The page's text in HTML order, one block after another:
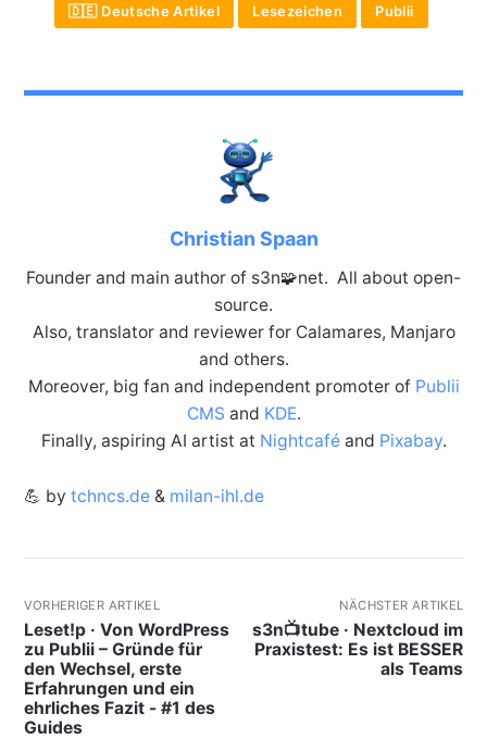
🇩🇪 Deutsche Artikel Lesezeichen Publii
Christian Spaan
Founder and main author of s3n🧩net. All about open-
source.
Also, translator and reviewer for Calamares, Manjaro
and others.
Moreover, big fan and independent promoter of Publii
CMS and KDE.
Finally, aspiring AI artist at Nightcaféand Pixabay.
💪 by tchncs.de& milan-ihl.de
VORHERIGER ARTIKEL
Leset!p · Von WordPress
zu Publii – Gründe für
den Wechsel, erste
Erfahrungen und ein
ehrliches Fazit - #1 des
Guides
NÄCHSTER ARTIKEL
s3n📺tube · Nextcloud im
Praxistest: Es ist BESSER
als Teams